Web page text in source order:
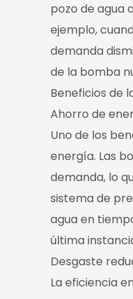
pozo de agua
ejemplo,
demanda
de la bomba
Beneficios de
Ahorro de
Uno de los
energía. Las
demanda, lo
sistema de
agua en
última
Desgaste
La eficiencia